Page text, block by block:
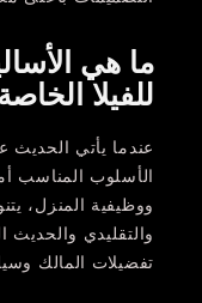
ما هي
للفيلا
عندما يأتي الحديث
الأسلوب المناسب
ووظيفية المنزل،
والتقليدي والحديث
تفضيلات المالك